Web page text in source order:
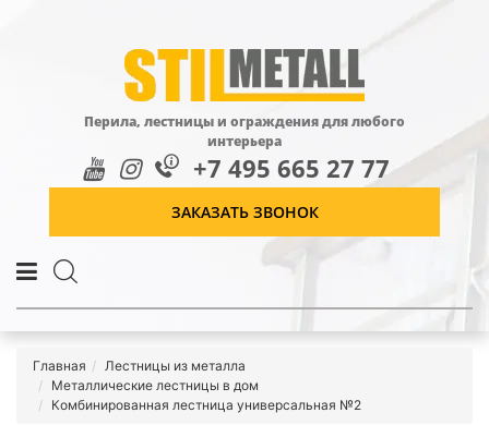
Перила, лестницы и ограждения для любого
интерьера
+7 495 665 27 77
ЗАКАЗАТЬ ЗВОНОК
Главная
Лестницы из металла
Металлические лестницы в дом
Комбинированная лестница универсальная №2